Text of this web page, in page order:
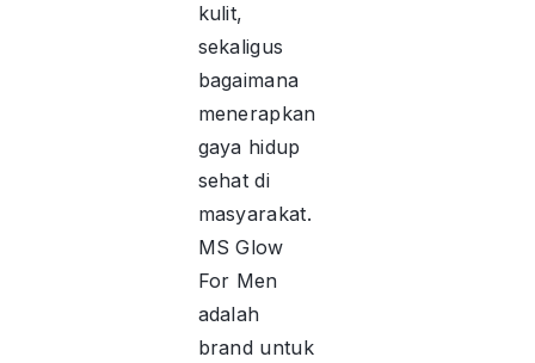
kulit,
sekaligus
bagaimana
menerapkan
gaya hidup
sehat di
masyarakat.
MS Glow
For Men
adalah
brand untuk